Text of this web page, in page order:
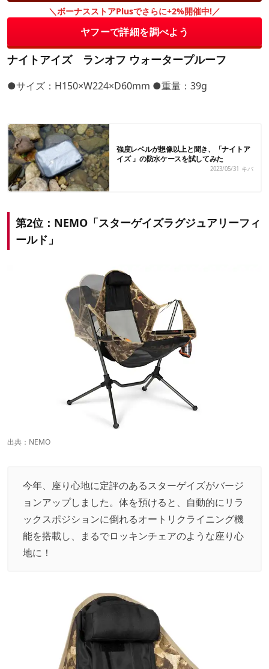
＼ボーナスストアPlusでさらに+2%開催中!／
ヤフーで詳細を調べよう
ナイトアイズ ランオフ ウォータープルーフ
●サイズ：H150×W224×D60mm ●重量：39g
強度レベルが想像以上と聞き、「ナイトア
イズ 」の防水ケースを試してみた
2023/05/31 キバ
第2位：NEMO「スターゲイズラグジュアリーフィ
ールド」
出典： NEMO
今年、座り心地に定評のあるスターゲイズがバージ
ョンアップしました。体を預けると、自動的にリラ
ックスポジションに倒れるオートリクライニング機
能を搭載し、まるでロッキンチェアのような座り心
地に！